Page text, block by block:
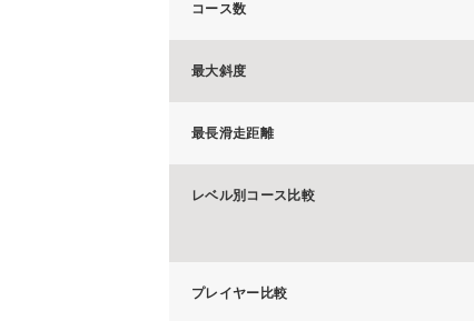
コース数
最大斜度
最長滑走距離
レベル別コース比較
プレイヤー比較